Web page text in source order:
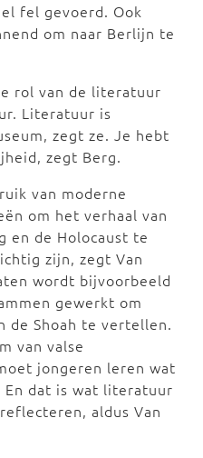
fel gevoerd. Ook
om naar Berlijn te
rol van de literatuur
Literatuur is
zegt ze. Je hebt
zegt Berg.
van moderne
om het verhaal van
en de Holocaust te
zijn, zegt Van
wordt bijvoorbeeld
gewerkt om
de Shoah te vertellen.
van valse
jongeren leren wat
dat is wat literatuur
aldus Van